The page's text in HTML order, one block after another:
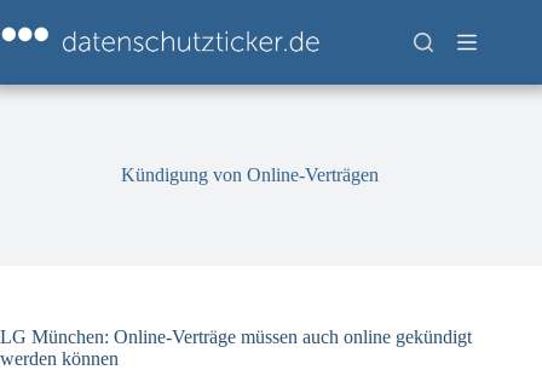
Inhalt
springen
Kündigung von Online-Verträgen
LG München: Online-Verträge müssen auch online gekündigt
werden können